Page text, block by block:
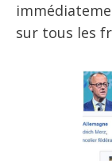
sur tous les